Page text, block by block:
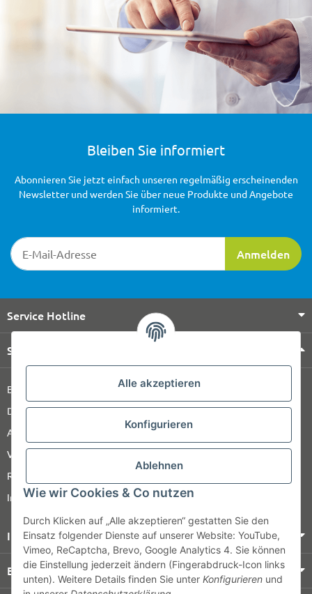
Alle akzeptieren
Konfigurieren
Ablehnen
Wie wir Cookies & Co nutzen
Durch Klicken auf „Alle akzeptieren“ gestatten Sie den
Einsatz folgender Dienste auf unserer Website: YouTube,
Vimeo, ReCaptcha, Brevo, Google Analytics 4. Sie können
die Einstellung jederzeit ändern (Fingerabdruck-Icon links
unten). Weitere Details finden Sie unter Konfigurieren und
Bleiben Sie informiert
Newsletter-Registrierung
Anmelden
Abonnieren Sie jetzt einfach unseren regelmäßig erscheinenden
Newsletter und werden Sie über neue Produkte und Angebote
informiert.
Service Hotline
Shop Service
Barrierefreiheitserklärung
Datenschutz
AGB
Versandinformationen
Retour
Impressum
Informationen
Bezahlung & Versand